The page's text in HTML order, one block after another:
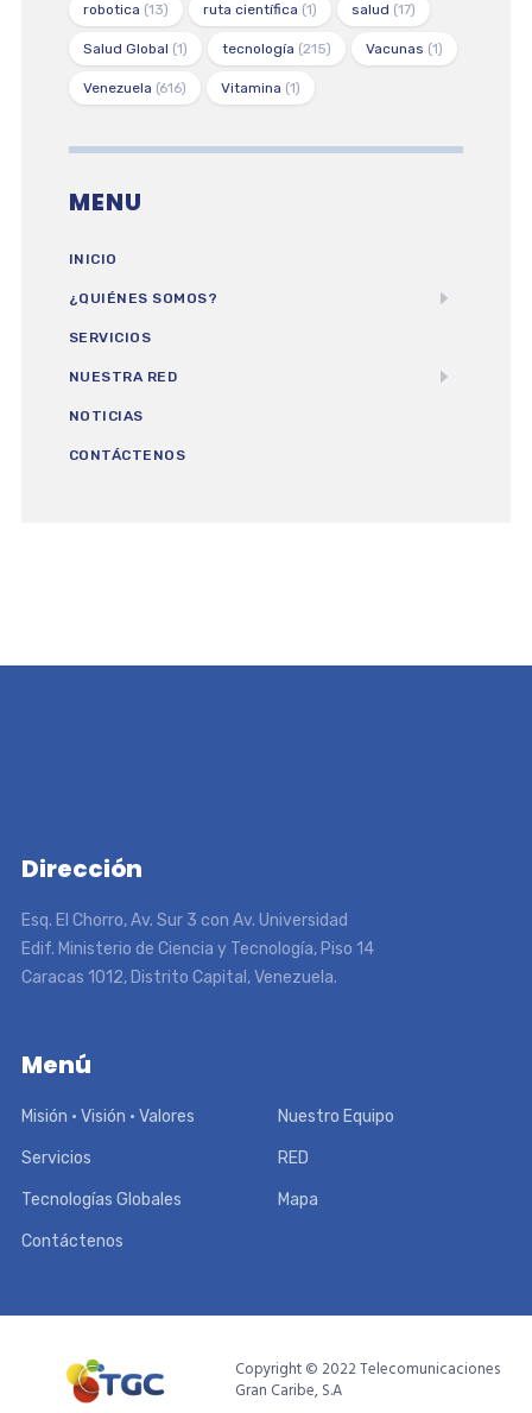
robotica (13) ruta científica (1) salud (17)
Salud Global (1) tecnología (215) Vacunas (1)
Venezuela (616) Vitamina (1)
MENU
INICIO
¿QUIÉNES SOMOS?
SERVICIOS
NUESTRA RED
NOTICIAS
CONTÁCTENOS
Dirección
Esq. El Chorro, Av. Sur 3 con Av. Universidad
Edif. Ministerio de Ciencia y Tecnología, Piso 14
Caracas 1012, Distrito Capital, Venezuela.
Menú
Misión • Visión • Valores Nuestro Equipo
Servicios RED
Tecnologías Globales Mapa
Contáctenos
Copyright © 2022 Telecomunicaciones
Gran Caribe, S.A